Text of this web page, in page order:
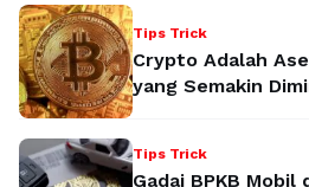
Tips Trick
Crypto Adalah
yang Semakin
Tips Trick
Gadai BPKB Mobil